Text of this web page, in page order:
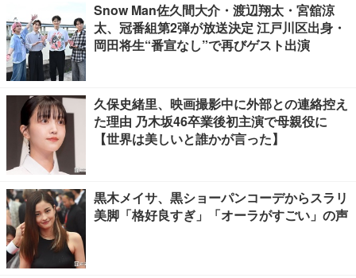
Snow Man佐久間大介・渡辺翔太・宮舘涼
太、冠番組第2弾が放送決定 江戸川区出身・
岡田将生“番宣なし”で再びゲスト出演
久保史緒里、映画撮影中に外部との連絡控え
た理由 乃木坂46卒業後初主演で母親役に
【世界は美しいと誰かが言った】
黒木メイサ、黒ショーパンコーデからスラリ
美脚「格好良すぎ」「オーラがすごい」の声